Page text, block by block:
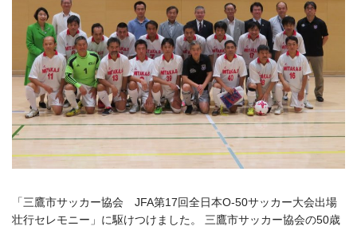
「三鷹市サッカー協会 JFA第17回全日本O-50サッカー大会出場
壮行セレモニー」に駆けつけました。 三鷹市サッカー協会の50歳